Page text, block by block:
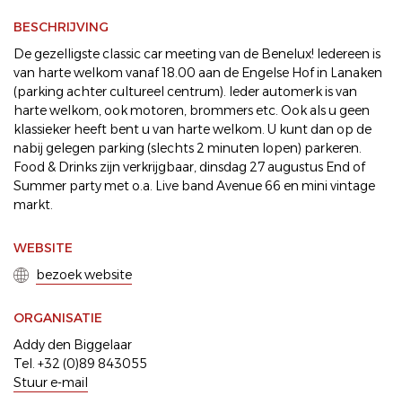
BESCHRIJVING
De gezelligste classic car meeting van de Benelux! Iedereen is
van harte welkom vanaf 18.00 aan de Engelse Hof in Lanaken
(parking achter cultureel centrum). Ieder automerk is van
harte welkom, ook motoren, brommers etc. Ook als u geen
klassieker heeft bent u van harte welkom. U kunt dan op de
nabij gelegen parking (slechts 2 minuten lopen) parkeren.
Food & Drinks zijn verkrijgbaar, dinsdag 27 augustus End of
Summer party met o.a. Live band Avenue 66 en mini vintage
markt.
WEBSITE
bezoek website
ORGANISATIE
Addy den Biggelaar
Tel. +32 (0)89 843055
Stuur e-mail